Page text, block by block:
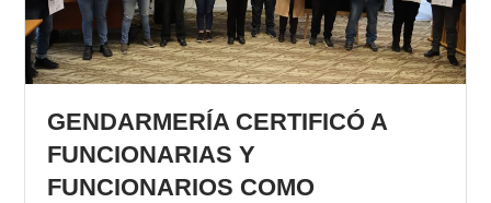
APP MÓVIL
GENDARMERÍA CERTIFICÓ A
FUNCIONARIAS Y
FUNCIONARIOS COMO